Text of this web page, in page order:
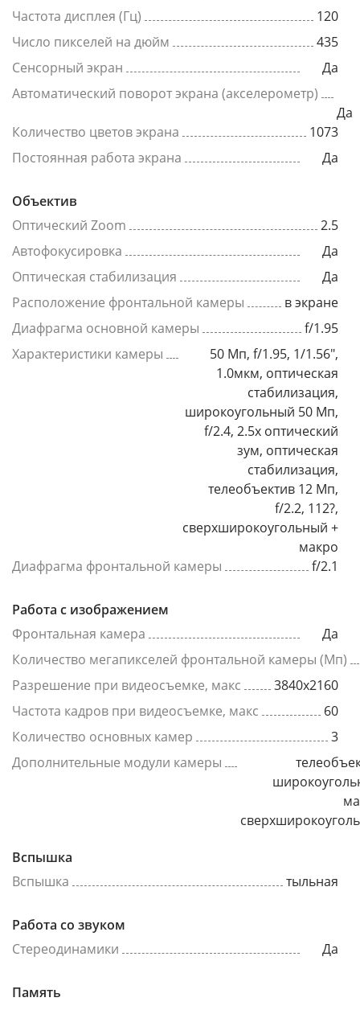
Частота дисплея (Гц)
120
Число пикселей на дюйм
435
Сенсорный экран
Да
Автоматический поворот экрана (акселерометр)
Да
Количество цветов экрана
1073
Постоянная работа экрана
Да
Объектив
Оптический Zoom
2.5
Автофокусировка
Да
Оптическая стабилизация
Да
Расположение фронтальной камеры
в экране
Диафрагма основной камеры
f/1.95
Характеристики камеры
50 Мп, f/1.95, 1/1.56",
1.0мкм, оптическая
стабилизация,
широкоугольный 50 Мп,
f/2.4, 2.5x оптический
зум, оптическая
стабилизация,
телеобъектив 12 Мп,
f/2.2, 112?,
сверхширокоугольный +
макро
Диафрагма фронтальной камеры
f/2.1
Работа с изображением
Фронтальная камера
Да
Количество мегапикселей фронтальной камеры (Мп)
Разрешение при видеосъемке, макс
3840x2160
Частота кадров при видеосъемке, макс
60
Количество основных камер
3
Дополнительные модули камеры
Вспышка
Вспышка
тыльная
Работа со звуком
Стереодинамики
Да
Память